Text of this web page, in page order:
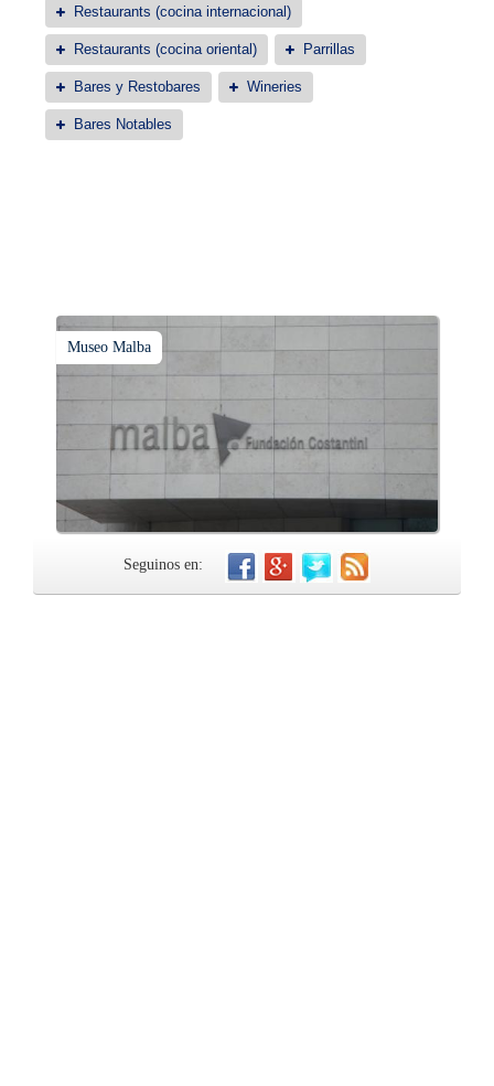
Restaurants (cocina internacional)
Restaurants (cocina oriental) Parrillas
Bares y Restobares Wineries
Bares Notables
Museo Malba
Seguinos en: